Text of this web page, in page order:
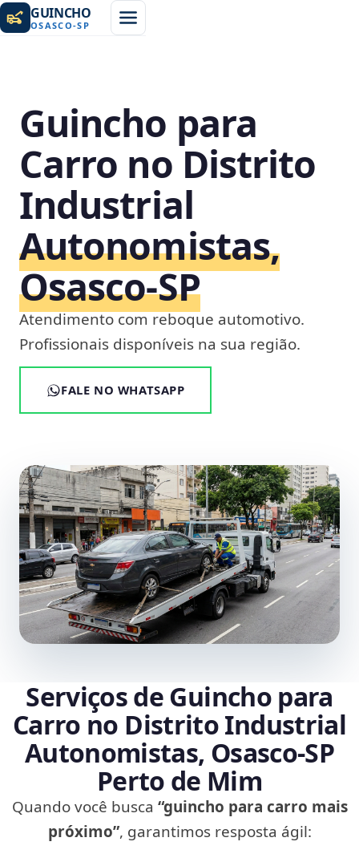
GUINCHO
OSASCO-SP
Guincho para
Carro no Distrito
Industrial
Autonomistas,
Osasco‑SP
Atendimento com reboque automotivo.
Profissionais disponíveis na sua região.
FALE NO WHATSAPP
Serviços de Guincho para
Carro no Distrito Industrial
Autonomistas, Osasco‑SP
Perto de Mim
Quando você busca “guincho para carro mais
próximo”, garantimos resposta ágil: